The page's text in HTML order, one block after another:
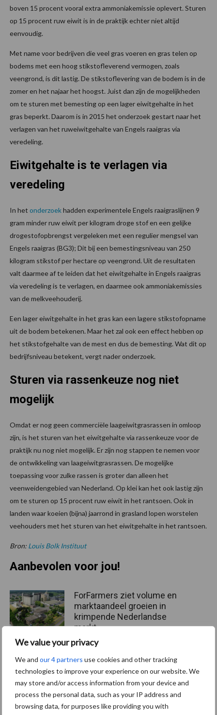
We value your privacy
We and our 4 partners use cookies and other tracking
technologies to improve your experience on our website. We
may store and/or access information from your device and
process the personal data, such as your IP address and
browsing data, for purposes like providing you with
boven 15 procent vooral extra ammoniakemissie oplevert. Sturen
op 15 procent ruw eiwit is in de praktijk echter niet altijd
eenvoudig.
Met name voor bedrijven die veel gras voeren en gras telen op
bodems met een hoog stikstofleverend vermogen, zoals
veengrond, is dit lastig. De stikstoflevering van de bodem is in de
zomer en het najaar het hoogst. Juist dan zijn de mogelijkheden
om te sturen met bemesting op een lager eiwitgehalte in het
gras beperkt. Daarom is in 2015 het onderzoek gestart naar het
verlagen van het ruweiwitgehalte van Engels raaigras via
veredeling.
Eiwitgehalte is te verlagen via
veredeling
In het onderzoekhadden experimentele Engels raaigraslijnen 9
gram minder ruw eiwit per kilogram droge stof en een gelijke
drogestofopbrengst vergeleken met een regulier mengsel van
Engels raaigras (BG3); Dit bij een bemestingsniveau van 250
kilogram stikstof per hectare op veengrond. Uit de resultaten
valt daarmee af te leiden dat het eiwitgehalte in Engels raaigras
via veredeling is te verlagen, en daarmee ook ammoniakemissies
van de melkveehouderij.
Een lager eiwitgehalte in het gras kan een lagere stikstofopname
uit de bodem betekenen. Maar het zal ook een effect hebben op
het stikstofgehalte van de mest en dus de bemesting. Wat dit op
bedrijfsniveau betekent, vergt nader onderzoek.
Sturen via rassenkeuze nog niet
mogelijk
Omdat er nog geen commerciële laageiwitgrasrassen in omloop
zijn, is het sturen van het eiwitgehalte via rassenkeuze voor de
praktijk nu nog niet mogelijk. Er zijn nog stappen te nemen voor
de ontwikkeling van laageiwitgrasrassen. De mogelijke
toepassing voor zulke rassen is groter dan alleen het
veenweidengebied van Nederland. Op klei kan het ook lastig zijn
om te sturen op 15 procent ruw eiwit in het rantsoen. Ook in
landen waar koeien (bijna) jaarrond in grasland lopen worstelen
veehouders met het sturen van het eiwitgehalte in het rantsoen.
Bron: Louis Bolk Instituut
Aanbevolen voor jou!
ForFarmers ziet volume en
marktaandeel groeien in
krimpende Nederlandse
markt
Tien praktische tips voor
een langere levensduur